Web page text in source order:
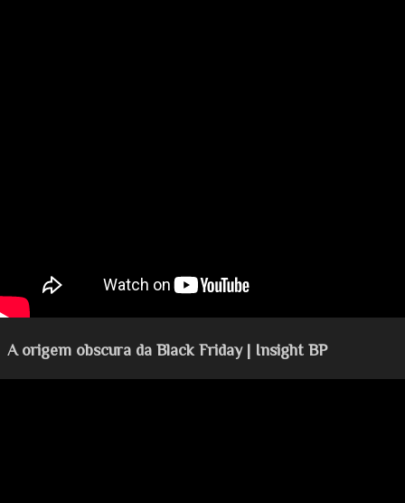
A origem obscura da Black Friday | Insight BP